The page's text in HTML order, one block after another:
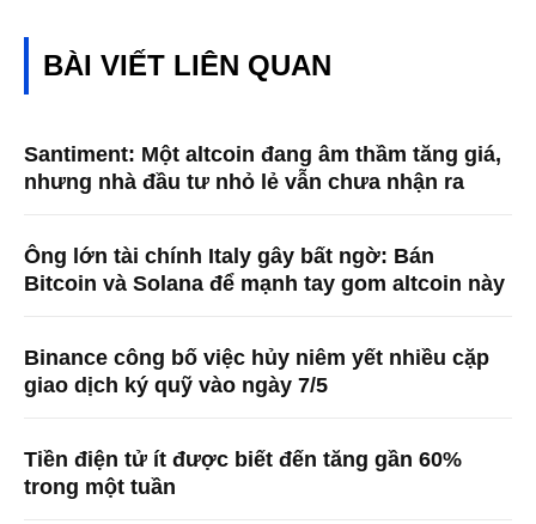
BÀI VIẾT LIÊN QUAN
Santiment: Một altcoin đang âm thầm tăng giá,
nhưng nhà đầu tư nhỏ lẻ vẫn chưa nhận ra
Ông lớn tài chính Italy gây bất ngờ: Bán
Bitcoin và Solana để mạnh tay gom altcoin này
Binance công bố việc hủy niêm yết nhiều cặp
giao dịch ký quỹ vào ngày 7/5
Tiền điện tử ít được biết đến tăng gần 60%
trong một tuần